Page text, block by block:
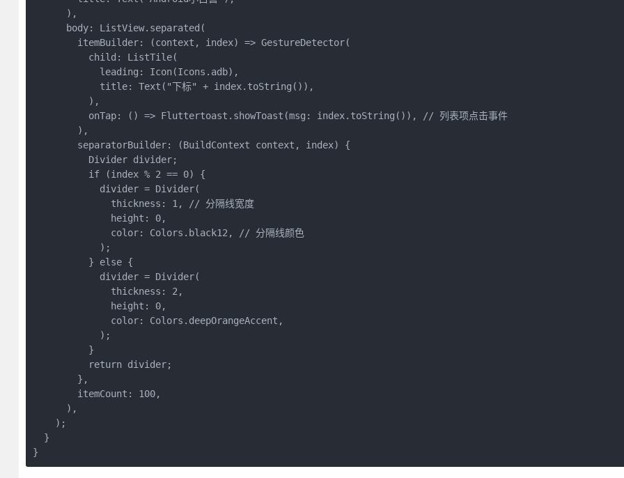
      ),
      body: ListView.separated(
        itemBuilder: (context, index) => GestureDetector(
          child: ListTile(
            leading: Icon(Icons.adb),
            title: Text("下标" + index.toString()),
          ),
          onTap: () => Fluttertoast.showToast(msg: index.toString()), // 列表项点击事件
        ),
        separatorBuilder: (BuildContext context, index) {
          Divider divider;
          if (index % 2 == 0) {
            divider = Divider(
              thickness: 1, // 分隔线宽度
              height: 0,
              color: Colors.black12, // 分隔线颜色
            );
          } else {
            divider = Divider(
              thickness: 2,
              height: 0,
              color: Colors.deepOrangeAccent,
            );
          }
          return divider;
        },
        itemCount: 100,
      ),
    );
  }